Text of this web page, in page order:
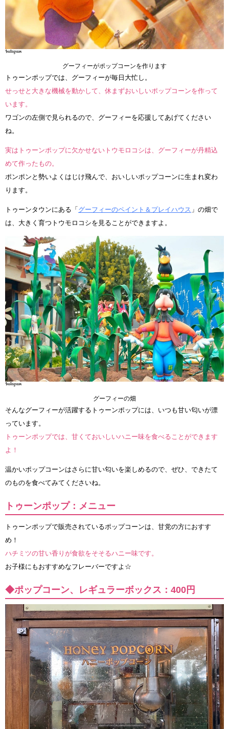
グーフィーがポップコーンを作ります
トゥーンポップでは、グーフィーが毎日大忙し。
せっせと大きな機械を動かして、休まずおいしいポップコーンを作って
います。
ワゴンの左側で見られるので、グーフィーを応援してあげてください
ね。
実はトゥーンポップに欠かせないトウモロコシは、グーフィーが丹精込
めて作ったもの。
ポンポンと勢いよくはじけ飛んで、おいしいポップコーンに生まれ変わ
ります。
トゥーンタウンにある「 グーフィーのペイント＆プレイハウス 」の畑で
は、大きく育つトウモロコシを見ることができますよ。
グーフィーの畑
そんなグーフィーが活躍するトゥーンポップには、いつも甘い匂いが漂
っています。
トゥーンポップでは、甘くておいしいハニー味を食べることができます
よ！
温かいポップコーンはさらに甘い匂いを楽しめるので、ぜひ、できたて
のものを食べてみてくださいね。
トゥーンポップ：メニュー
トゥーンポップで販売されているポップコーンは、甘党の方におすす
め！
ハチミツの甘い香りが食欲をそそるハニー味です。
お子様にもおすすめなフレーバーですよ☆
◆ポップコーン、レギュラーボックス：400円